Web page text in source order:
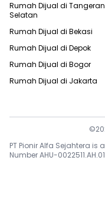
Rumah Dijual di
Selatan
Rumah Dijual di Bekasi
Rumah Dijual di Depok
Rumah Dijual di Bogor
Rumah Dijual di Jakarta
©
PT Pionir Alfa Sejahtera
Number AHU-